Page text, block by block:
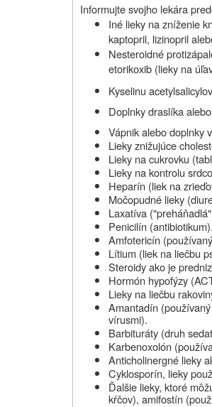
Informujte svojho lekára
Iné lieky na zníženie
kaptopril, lizinopril
Nesteroidné
etorikoxib (lieky na
Kyselinu
Doplnky draslíka
Vápnik alebo doplnky
Lieky znižujúce
Lieky na cukrovku
Lieky na kontrolu
Heparín (liek na
Močopudné lieky
Laxatíva
Penicilín (antibiotikum).
Amfotericín
Lítium (liek na liečbu
Steroidy ako je
Hormón hypofýzy
Lieky na liečbu
Amantadín
vírusmi).
Barbituráty (druh
Karbenoxolón
Anticholinergné lieky
Cyklosporín, lieky
Ďalšie lieky, ktoré
kŕčov), amifostín